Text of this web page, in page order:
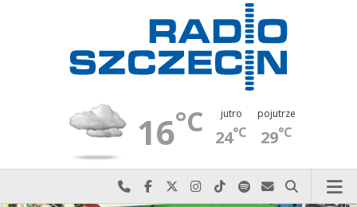
16°C jutro
24°C
pojutrze
29°C
Najlepiej po prostu do nas zadzwoń
Odwiedź nas na Facebook-u
Odwiedź nas na X
Odwiedź nas na Instagram-ie
Odwiedź nas na TikTok-u
Szukaj nas na Spotify
Wyślij do nas
Szukaj